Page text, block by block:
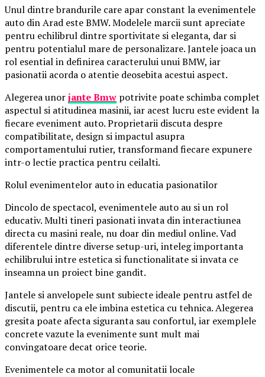
Unul dintre brandurile care apar constant la evenimentele
auto din Arad este BMW. Modelele marcii sunt apreciate
pentru echilibrul dintre sportivitate si eleganta, dar si
pentru potentialul mare de personalizare. Jantele joaca un
rol esential in definirea caracterului unui BMW, iar
pasionatii acorda o atentie deosebita acestui aspect.
Alegerea unorjante Bmw potrivite poate schimba complet
aspectul si atitudinea masinii, iar acest lucru este evident la
fiecare eveniment auto. Proprietarii discuta despre
compatibilitate, design si impactul asupra
comportamentului rutier, transformand fiecare expunere
intr-o lectie practica pentru ceilalti.
Rolul evenimentelor auto in educatia pasionatilor
Dincolo de spectacol, evenimentele auto au si un rol
educativ. Multi tineri pasionati invata din interactiunea
directa cu masini reale, nu doar din mediul online. Vad
diferentele dintre diverse setup-uri, inteleg importanta
echilibrului intre estetica si functionalitate si invata ce
inseamna un proiect bine gandit.
Jantele si anvelopele sunt subiecte ideale pentru astfel de
discutii, pentru ca ele imbina estetica cu tehnica. Alegerea
gresita poate afecta siguranta sau confortul, iar exemplele
concrete vazute la evenimente sunt mult mai
convingatoare decat orice teorie.
Evenimentele ca motor al comunitatii locale